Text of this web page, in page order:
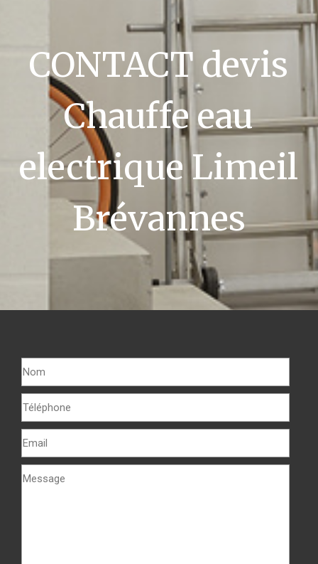
CONTACT devis
Chauffe eau
electrique Limeil
Brévannes